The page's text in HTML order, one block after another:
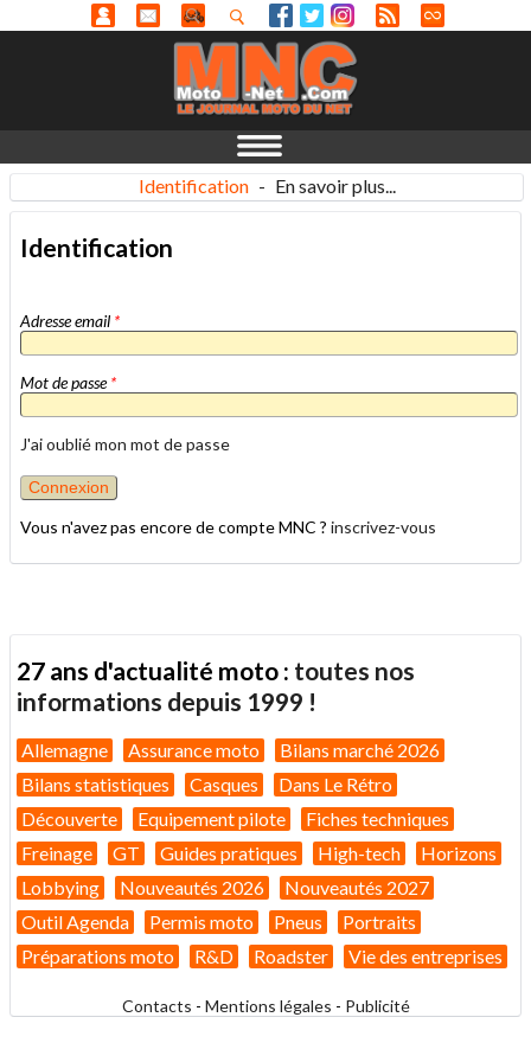
Identification - En savoir plus...
Identification
Adresse email *
Mot de passe*
J'ai oublié mon mot de passe
Vous n'avez pas encore de compte MNC ? inscrivez-vous
27 ans d'actualité moto : toutes nos
informations depuis 1999 !
Allemagne Assurance moto
Bilans marché 2026
Bilans statistiques
Casques
Dans Le Rétro
Découverte
Equipement pilote
Fiches techniques
Freinage
GT Guides pratiques High-tech
Horizons
Lobbying
Nouveautés 2026
Nouveautés 2027
Outil Agenda
Permis moto Pneus
Portraits
Préparations moto
R&D Roadster Vie des entreprises
Contacts - Mentions légales - Publicité